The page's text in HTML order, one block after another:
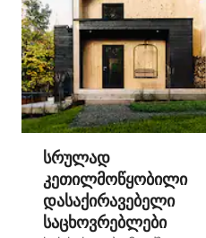
სრულად
კეთილმოწყობილი
დასაქირავებელი
საცხოვრებლები